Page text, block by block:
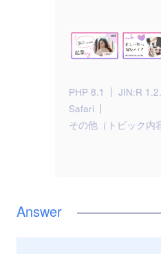
PHP 8.1 JIN:R
Safari
その他（トピック内